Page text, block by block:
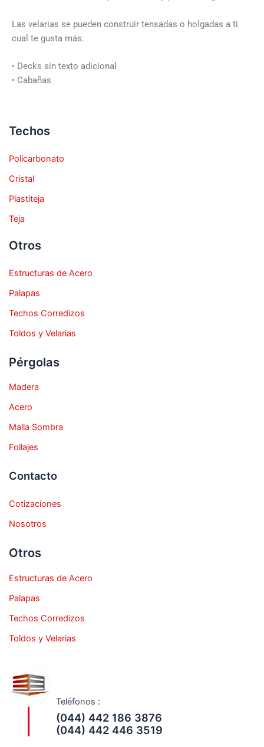
Las velarias se pueden construir tensadas o holgadas a ti
cual te gusta más.
• Decks sin texto adicional
• Cabañas
Techos
Policarbonato
Cristal
Plastiteja
Teja
Otros
Estructuras de Acero
Palapas
Techos Corredizos
Toldos y Velarias
Pérgolas
Madera
Acero
Malla Sombra
Follajes
Contacto
Cotizaciones
Nosotros
Otros
Estructuras de Acero
Palapas
Techos Corredizos
Toldos y Velarias
Teléfonos :
(044) 442 186 3876
(044) 442 446 3519